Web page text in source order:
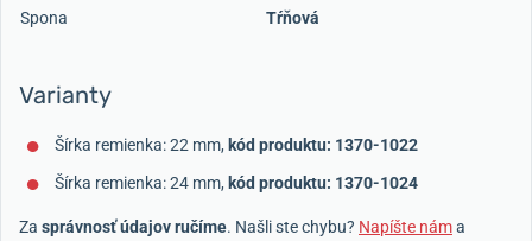
Spona
Tŕňová
Varianty
Šírka remienka: 22 mm, kód produktu: 1370-1022
Šírka remienka: 24 mm, kód produktu: 1370-1024
Za správnosť údajov ručíme. Našli ste chybu? Napíšte náma